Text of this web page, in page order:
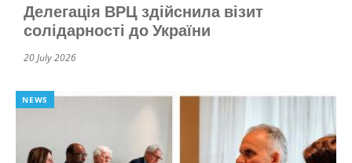
Делегація ВРЦ здійснила візит
солідарності до України
20 July 2026
NEWS